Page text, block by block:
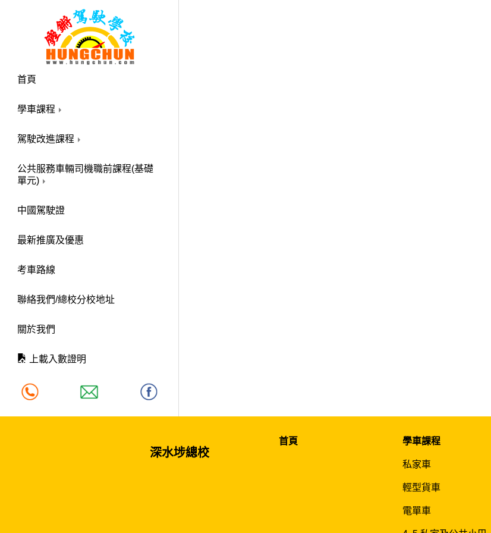
首頁
學車課程
駕駛改進課程
公共服務車輛司機職前課程(基礎
單元)
中國駕駛證
最新推廣及優惠
考車路線
聯絡我們/總校分校地址
關於我們
上載入數證明
深水埗總校
首頁 學車課程
私家車
輕型貨車
電單車